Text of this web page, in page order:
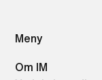
Meny
Om IM